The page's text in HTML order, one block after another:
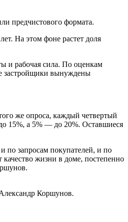
предчистового формата.
На этом фоне растет доля
и рабочая сила. По оценкам
застройщики вынуждены
же опроса, каждый четвертый
15%, а 5% — до 20%. Оставшиеся
по запросам покупателей, и по
жизни в доме, постепенно
Коршунов.